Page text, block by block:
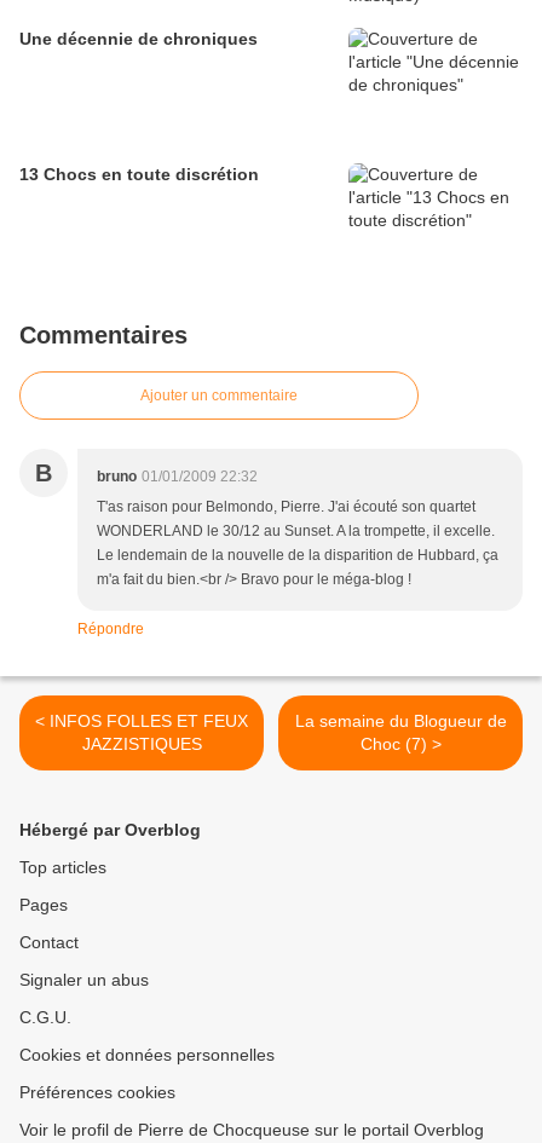
Une décennie de chroniques
13 Chocs en toute discrétion
Commentaires
Ajouter un commentaire
B bruno 01/01/2009 22:32
T'as raison pour Belmondo, Pierre. J'ai écouté son quartet
WONDERLAND le 30/12 au Sunset. A la trompette, il excelle.
Le lendemain de la nouvelle de la disparition de Hubbard, ça
m'a fait du bien.<br /> Bravo pour le méga-blog !
Répondre
< INFOS FOLLES ET FEUX
JAZZISTIQUES
La semaine du Blogueur de
Choc (7) >
Hébergé par Overblog
Top articles
Pages
Contact
Signaler un abus
C.G.U.
Cookies et données personnelles
Préférences cookies
Voir le profil de Pierre de Chocqueuse sur le portail Overblog